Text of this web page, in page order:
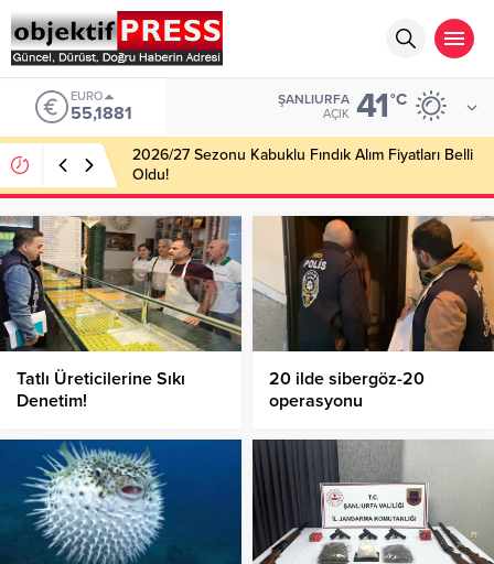
EURO
55,1881
ŞANLIURFA
AÇIK 41°C
2026/27 Sezonu Kabuklu Fındık Alım Fiyatları Belli
Oldu!
Tatlı Üreticilerine Sıkı
Denetim!
20 ilde sibergöz-20
operasyonu